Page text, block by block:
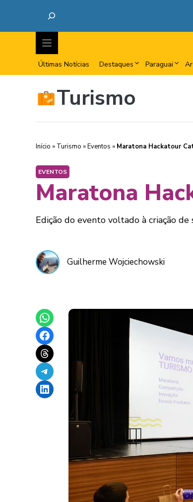
Últimas Notícias Destaques Paraguai
Turismo
Início » Turismo »Eventos » Maratona Hackatour
EVENTOS
Maratona
Edição do evento voltado à criação
Guilherme Wojciechowski
Share on WhatsApp
Share on Facebook
Share on Threads
Share on Telegram
Share on LinkedIn